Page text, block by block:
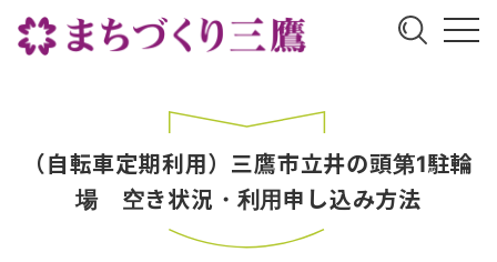
（自転車定期利用）三鷹市立井の頭第1駐輪
場 空き状況・利用申し込み方法